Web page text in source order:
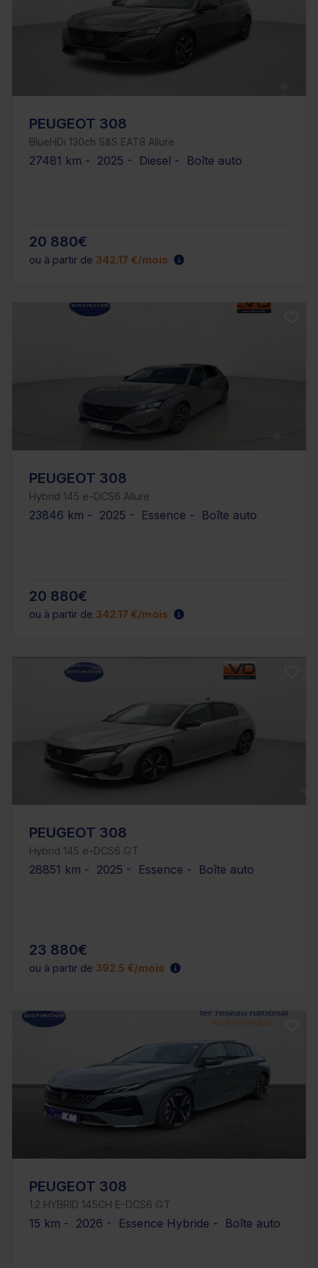
PEUGEOT 308
BlueHDi 130ch S&S EAT8 Allure
27481 km - 2025 - Diesel - Boîte auto
20 880€
ou à partir de 342.17 €/mois
PEUGEOT 308
Hybrid 145 e-DCS6 Allure
23846 km - 2025 - Essence - Boîte auto
20 880€
ou à partir de 342.17 €/mois
PEUGEOT 308
Hybrid 145 e-DCS6 GT
28851 km - 2025 - Essence - Boîte auto
23 880€
ou à partir de 392.5 €/mois
PEUGEOT 308
1.2 HYBRID 145CH E-DCS6 GT
15 km - 2026 - Essence Hybride - Boîte auto